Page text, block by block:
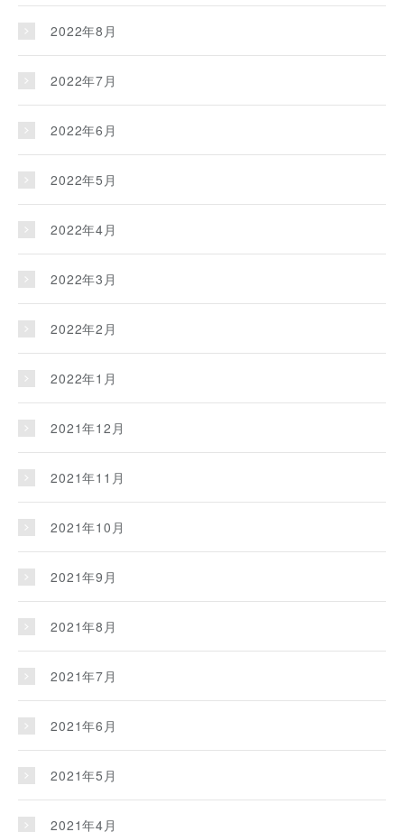
2022年8月
2022年7月
2022年6月
2022年5月
2022年4月
2022年3月
2022年2月
2022年1月
2021年12月
2021年11月
2021年10月
2021年9月
2021年8月
2021年7月
2021年6月
2021年5月
2021年4月